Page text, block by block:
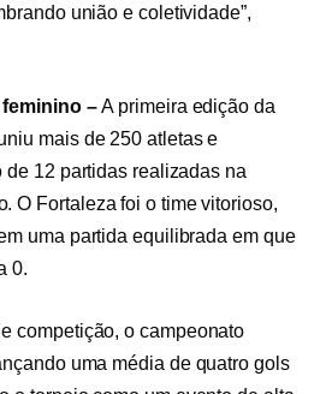
união e coletividade”,
feminino –A primeira edição da
mais de 250 atletas e
12 partidas realizadas na
O Fortaleza foi o time vitorioso,
uma partida equilibrada em que
0.
competição, o campeonato
uma média de quatro gols